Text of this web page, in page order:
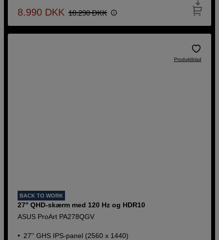
8.990 DKK 10.290 DKK
Produktblad
BACK TO WORK
27'' QHD-skærm med 120 Hz og HDR10
ASUS ProArt PA278QGV
27'' GHS IPS-panel (2560 x 1440)